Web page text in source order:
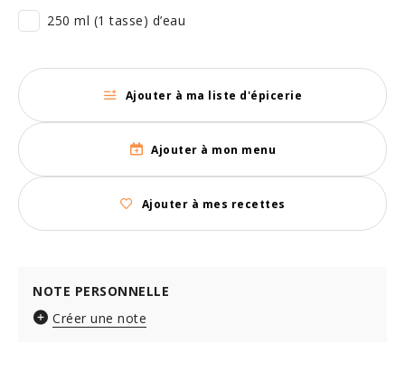
250 ml (1 tasse) d’eau
Ajouter à ma liste d'épicerie
Ajouter à mon menu
Ajouter à mes recettes
NOTE PERSONNELLE
Créer une note